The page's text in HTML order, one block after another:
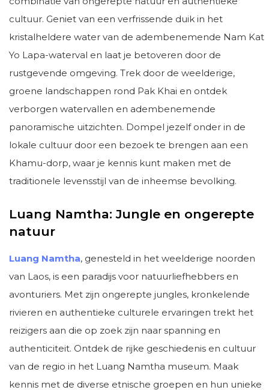
cultuur. Geniet van een verfrissende duik in het
kristalheldere water van de adembenemende Nam Kat
Yo Lapa-waterval en laat je betoveren door de
rustgevende omgeving. Trek door de weelderige,
groene landschappen rond Pak Khai en ontdek
verborgen watervallen en adembenemende
panoramische uitzichten. Dompel jezelf onder in de
lokale cultuur door een bezoek te brengen aan een
Khamu-dorp, waar je kennis kunt maken met de
traditionele levensstijl van de inheemse bevolking.
Luang Namtha: Jungle en ongerepte
natuur
Luang Namtha, genesteld in het weelderige noorden
van Laos, is een paradijs voor natuurliefhebbers en
avonturiers. Met zijn ongerepte jungles, kronkelende
rivieren en authentieke culturele ervaringen trekt het
reizigers aan die op zoek zijn naar spanning en
authenticiteit. Ontdek de rijke geschiedenis en cultuur
van de regio in het Luang Namtha museum. Maak
kennis met de diverse etnische groepen en hun unieke